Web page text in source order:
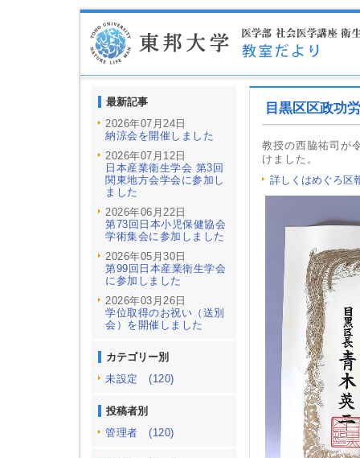
最新記事
2026年07月24日
納涼会を開催しました
2026年07月12日
日本産業衛生学会 第3回
関東地方会学会に参加し
ました
2026年06月22日
第73回日本小児保健協会
学術集会に参加しました
2026年05月30日
第99回日本産業衛生学会
に参加しました
2026年03月26日
学位取得のお祝い（送別
会）を開催しました
カテゴリー別
未設定 (120)
投稿者別
管理者 (120)
目黒区区政功
教授の西脇祐司が
けました。
詳しくはめぐろ区